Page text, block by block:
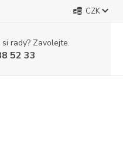
CZK
rady? Zavolejte.
52 33